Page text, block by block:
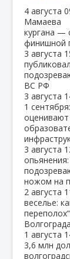
4 августа
Мамаева
кургана —
финишной
3 августа
ВС РФ
3 августа
1
3 августа
ножом на
2 августа
веселье:
Волгограда
1 августа
3,6 млн